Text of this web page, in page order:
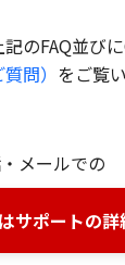
のFAQ並び
問） をご覧
メールでの
サポートの詳